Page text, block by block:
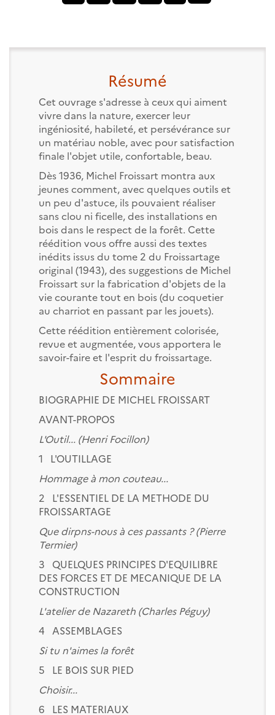
Résumé
Cet ouvrage s'adresse à ceux qui aiment
vivre dans la nature, exercer leur
ingéniosité, habileté, et persévérance sur
un matériau noble, avec pour satisfaction
finale l'objet utile, confortable, beau.
Dès 1936, Michel Froissart montra aux
jeunes comment, avec quelques outils et
un peu d'astuce, ils pouvaient réaliser
sans clou ni ficelle, des installations en
bois dans le respect de la forêt. Cette
réédition vous offre aussi des textes
inédits issus du tome 2 du Froissartage
original (1943), des suggestions de Michel
Froissart sur la fabrication d'objets de la
vie courante tout en bois (du coquetier
au charriot en passant par les jouets).
Cette réédition entièrement colorisée,
revue et augmentée, vous apportera le
savoir-faire et l'esprit du froissartage.
Sommaire
BIOGRAPHIE DE MICHEL FROISSART
AVANT-PROPOS
L'Outil... (Henri Focillon)
1 L'OUTILLAGE
Hommage à mon couteau...
2 L'ESSENTIEL DE LA METHODE DU
FROISSARTAGE
Que dirpns-nous à ces passants ? (Pierre
Termier)
3 QUELQUES PRINCIPES D'EQUILIBRE
DES FORCES ET DE MECANIQUE DE LA
CONSTRUCTION
L'atelier de Nazareth (Charles Péguy)
4 ASSEMBLAGES
Si tu n'aimes la forêt
5 LE BOIS SUR PIED
Choisir...
6 LES MATERIAUX